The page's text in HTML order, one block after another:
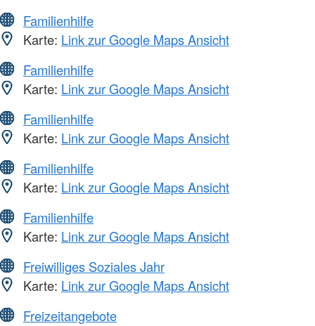
Familienhilfe
Karte: Link zur Google Maps Ansicht
Familienhilfe
Karte: Link zur Google Maps Ansicht
Familienhilfe
Karte: Link zur Google Maps Ansicht
Familienhilfe
Karte: Link zur Google Maps Ansicht
Familienhilfe
Karte: Link zur Google Maps Ansicht
Freiwilliges Soziales Jahr
Karte: Link zur Google Maps Ansicht
Freizeitangebote